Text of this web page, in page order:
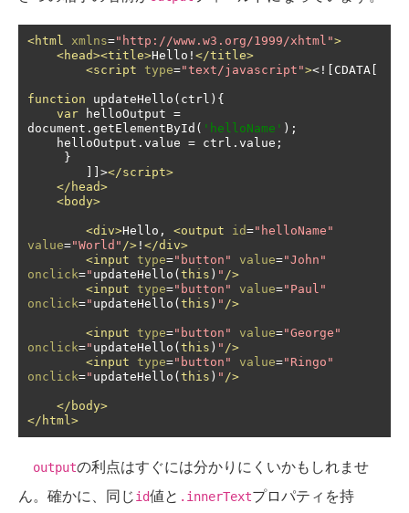
<html xmlns="http://www.w3.org/1999/xhtml">
<head><title>Hello! </title>
<script type="text/javascript"><![ CDATA
function updateHello ( ctrl ){
var helloOutput =
document . getElementById ( 'helloName' );
    helloOutput
. value = ctrl . value ;
}
]]></script>
</head>
<body>
<div>Hello, <output id="helloName"
value="World" /> ! </div>
<input type="button" value="John"
onclick=" updateHello ( this ) " />
<input type="button" value="Paul"
onclick=" updateHello ( this ) " />
<input type="button" value="George"
onclick=" updateHello ( this ) " />
<input type="button" value="Ringo"
onclick=" updateHello ( this ) " />
</body>
</html>
outputの利点はすぐには分かりにくいかもしれませ
ん。確かに、同じid値と .innerTextプロパティを持